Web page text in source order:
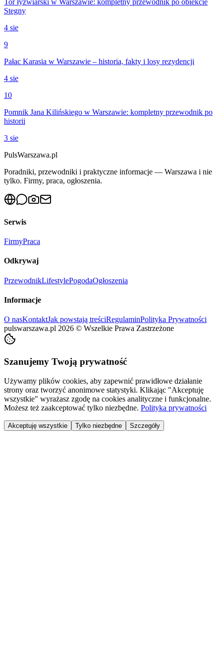
Stegny
4 sie
9
Pałac Karasia w Warszawie – historia, fakty i losy rezydencji
4 sie
10
Pomnik Jana Kilińskiego w Warszawie: kompletny przewodnik po
historii
3 sie
PulsWarszawa.pl
Poradniki, przewodniki i praktyczne informacje — Warszawa i nie
tylko. Firmy, praca, ogłoszenia.
Serwis
FirmyPraca
Odkrywaj
PrzewodnikLifestylePogodaOgłoszenia
Informacje
O nasKontaktJak powstają treściRegulaminPolityka Prywatności
pulswarszawa.pl 2026 © Wszelkie Prawa Zastrzeżone
Szanujemy Twoją prywatność
Używamy plików cookies, aby zapewnić prawidłowe działanie
strony oraz tworzyć anonimowe statystyki. Klikając "Akceptuję
wszystkie" wyrażasz zgodę na cookies analityczne i funkcjonalne.
Możesz też zaakceptować tylko niezbędne. Polityka prywatności
Akceptuję wszystkie Tylko niezbędne Szczegóły